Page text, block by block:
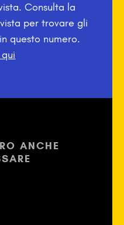
Consulta la
per trovare gli
questo numero.
ANCHE